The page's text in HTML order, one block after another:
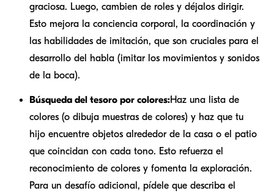
graciosa. Luego, cambien de roles y déjalos dirigir.
Esto mejora la conciencia corporal, la coordinación y
las habilidades de imitación, que son cruciales para el
desarrollo del habla (imitar los movimientos y sonidos
de la boca).
Búsqueda del tesoro por colores:Haz una lista de
colores (o dibuja muestras de colores) y haz que tu
hijo encuentre objetos alrededor de la casa o el patio
que coincidan con cada tono. Esto refuerza el
reconocimiento de colores y fomenta la exploración.
Para un desafío adicional, pídele que describa el